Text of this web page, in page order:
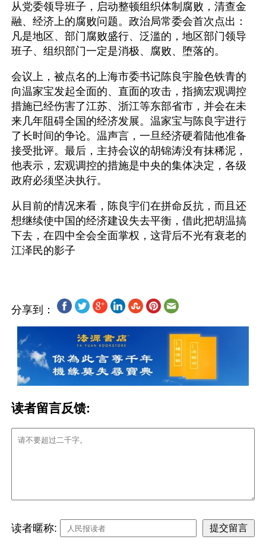
从党委领导班子，启动整顿组织体制腐败，清查金
融、经济上的腐败问题。政治局常委会首次点出：
凡是地区、部门腐败盛行、泛滥的，地区部门领导
班子、组织部门一定是消极、腐败、堕落的。
会议上，被点名的上海市委书记陈良宇脸色铁青的
向温家宝发起全面的、直面的攻击，指摘宏观调控
措施已经伤害了江苏、浙江等东部省市，并会在未
来几年阻碍全国的经济发展。温家宝与陈良宇进行
了长时间的争论。温声言，一旦经济硬着陆他准备
接受批评。最后，主持会议的胡锦涛没有抹稀泥，
他表示，宏观调控的措施是中央的集体决定，各级
政府必须坚决执行。
从目前的情况来看，陈良宇们在拼命反抗，而且还
想继续使中国的经济建设失去平衡，借此把胡温搞
下去，在四中全会全面掌权，这背后不光有衰老的
分享到：
读者留言反馈:
读者暱称: